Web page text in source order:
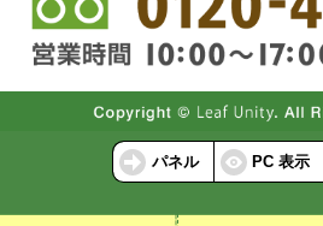
パネル PC 表示